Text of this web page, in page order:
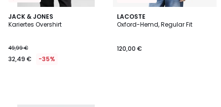
JACK & JONES
Kariertes Overshirt
49,99 €
32,49 € -35%
LACOSTE
Oxford-Hemd, Regular Fit
120,00 €